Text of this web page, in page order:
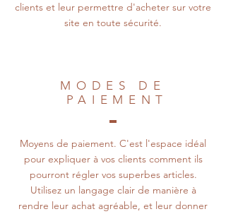
clients et leur permettre d'acheter sur votre
site en toute sécurité.
MODES DE
PAIEMENT
Moyens de paiement. C'est l'espace idéal
pour expliquer à vos clients comment ils
pourront régler vos superbes articles.
Utilisez un langage clair de manière à
rendre leur achat agréable, et leur donner